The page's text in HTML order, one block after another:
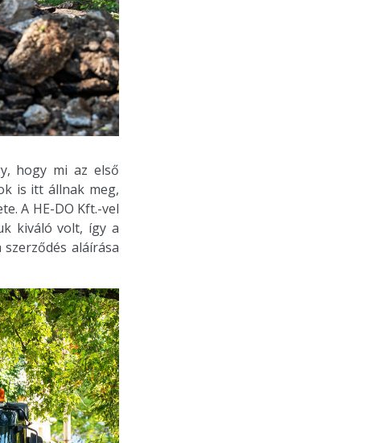
hogy mi az első
is itt állnak meg,
A HE-DO Kft.-vel
kiváló volt, így a
aláírása